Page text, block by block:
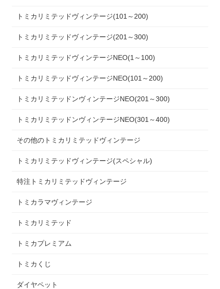
トミカリミテッドヴィンテージ(101～200)
トミカリミテッドヴィンテージ(201～300)
トミカリミテッドヴィンテージNEO(1～100)
トミカリミテッドヴィンテージNEO(101～200)
トミカリミテッドンヴィンテージNEO(201～300)
トミカリミテッドンヴィンテージNEO(301～400)
その他のトミカリミテッドヴィンテージ
トミカリミテッドヴィンテージ(スペシャル)
特注トミカリミテッドヴィンテージ
トミカラマヴィンテージ
トミカリミテッド
トミカプレミアム
トミカくじ
ダイヤペット